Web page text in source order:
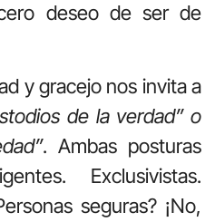
deseo de ser de
nos invita a
de la verdad” o
. Ambas posturas
Exclusivistas.
seguras? ¡No,